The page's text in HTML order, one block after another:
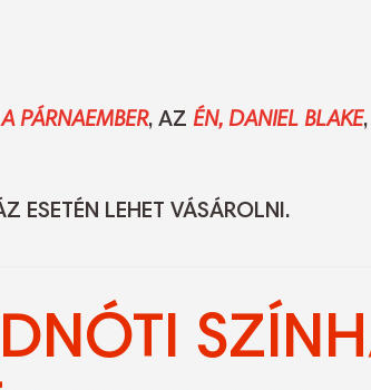
A PÁRNAEMBER, AZ ÉN, DANIEL BLAKE
ESETÉN LEHET VÁSÁROLNI.